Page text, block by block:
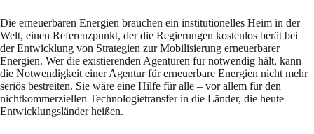
Die erneuerbaren Energien brauchen ein institutionelles Heim in der
Welt, einen Referenzpunkt, der die Regierungen kostenlos berät bei
der Entwicklung von Strategien zur Mobilisierung erneuerbarer
Energien. Wer die existierenden Agenturen für notwendig hält, kann
die Notwendigkeit einer Agentur für erneuerbare Energien nicht mehr
seriös bestreiten. Sie wäre eine Hilfe für alle – vor allem für den
nichtkommerziellen Technologietransfer in die Länder, die heute
Entwicklungsländer heißen.